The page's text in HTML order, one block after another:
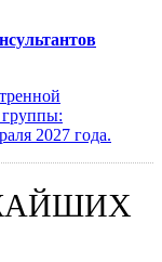
2027 года.